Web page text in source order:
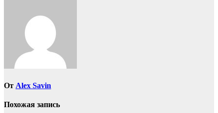
От Alex Savin
Похожая запись